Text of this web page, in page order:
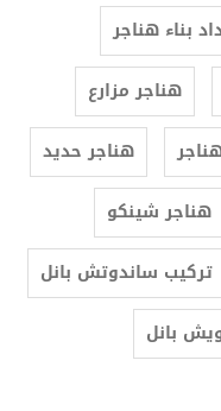
بناء هناجر
هناجر مزارع
هناجر حديد
هناجر شينكو
تركيب ساندوتش بانل
بانل